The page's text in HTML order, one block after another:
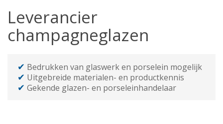
Leverancier
champagneglazen
✔ Bedrukken van glaswerk en porselein mogelijk
✔ Uitgebreide materialen- en productkennis
✔ Gekende glazen- en porseleinhandelaar